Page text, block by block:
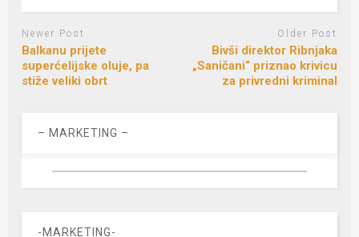
Newer Post
Balkanu prijete
superćelijske oluje, pa
stiže veliki obrt
Older Post
Bivši direktor Ribnjaka
„Saničani“ priznao krivicu
za privredni kriminal
– MARKETING –
-MARKETING-